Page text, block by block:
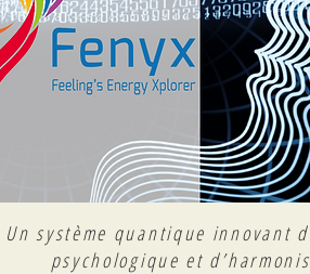
Un système quantique innovant
psychologique et